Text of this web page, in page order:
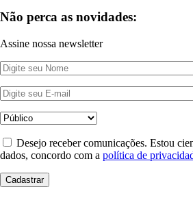
Não perca as novidades:
Assine nossa newsletter
Desejo receber comunicações. Estou
dados, concordo com a política de